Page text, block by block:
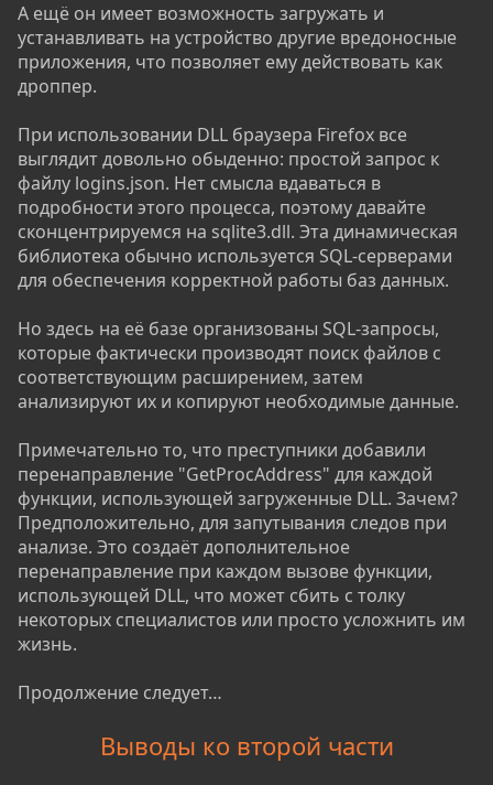
А ещё он имеет возможность загружать и
устанавливать на устройство другие вредоносные
приложения, что позволяет ему действовать как
дроппер.
При использовании DLL браузера Firefox все
выглядит довольно обыденно: простой запрос к
файлу logins.json. Нет смысла вдаваться в
подробности этого процесса, поэтому давайте
сконцентрируемся на sqlite3.dll. Эта динамическая
библиотека обычно используется SQL-серверами
для обеспечения корректной работы баз данных.
Но здесь на её базе организованы SQL-запросы,
которые фактически производят поиск файлов с
соответствующим расширением, затем
анализируют их и копируют необходимые данные.
Примечательно то, что преступники добавили
перенаправление "GetProcAddress" для каждой
функции, использующей загруженные DLL. Зачем?
Предположительно, для запутывания следов при
анализе. Это создаёт дополнительное
перенаправление при каждом вызове функции,
использующей DLL, что может сбить с толку
некоторых специалистов или просто усложнить им
жизнь.
Продолжение следует…
Выводы ко второй части